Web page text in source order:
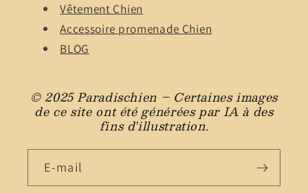
Vêtement Chien
Accessoire promenade Chien
BLOG
© 2025 Paradischien – Certaines images
de ce site ont été générées par IA à des
fins d’illustration.
E-mail